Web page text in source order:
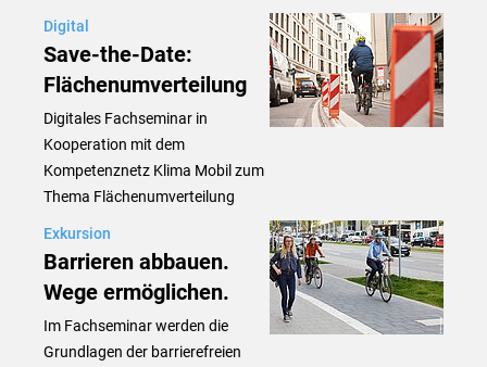
Digital
Save-the-Date:
Flächenumverteilung
Digitales Fachseminar in
Kooperation mit dem
Kompetenznetz Klima Mobil zum
Thema Flächenumverteilung
Exkursion
Barrieren abbauen.
Wege ermöglichen.
Im Fachseminar werden die
Grundlagen der barrierefreien